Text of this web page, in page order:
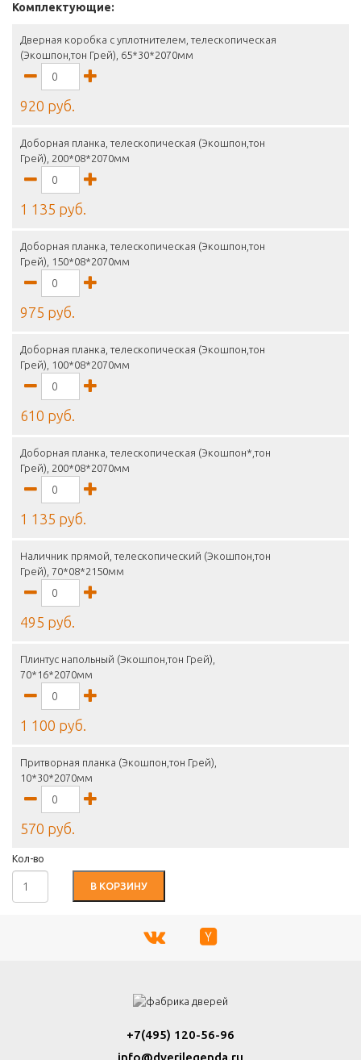
Комплектующие:
Дверная коробка с уплотнителем, телескопическая
(Экошпон,тон Грей), 65*30*2070мм
920 руб.
Доборная планка, телескопическая (Экошпон,тон
Грей), 200*08*2070мм
1 135 руб.
Доборная планка, телескопическая (Экошпон,тон
Грей), 150*08*2070мм
975 руб.
Доборная планка, телескопическая (Экошпон,тон
Грей), 100*08*2070мм
610 руб.
Доборная планка, телескопическая (Экошпон*,тон
Грей), 200*08*2070мм
1 135 руб.
Наличник прямой, телескопический (Экошпон,тон
Грей), 70*08*2150мм
495 руб.
Плинтус напольный (Экошпон,тон Грей),
70*16*2070мм
1 100 руб.
Притворная планка (Экошпон,тон Грей),
10*30*2070мм
570 руб.
Кол-во
В КОРЗИНУ
+7(495) 120-56-96
info@dverilegenda.ru